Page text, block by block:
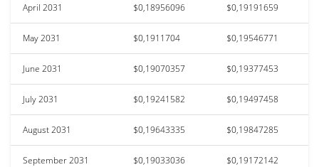
April 2031 $0,18956096 $0,19191659
May 2031 $0,1911704 $0,19546771
June 2031 $0,19070357 $0,19377453
July 2031 $0,19241582 $0,19497458
August 2031 $0,19643335 $0,19847285
September 2031 $0,19033036 $0,19172142